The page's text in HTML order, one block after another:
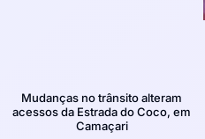
Mudanças no trânsito alteram
acessos da Estrada do Coco, em
Camaçari